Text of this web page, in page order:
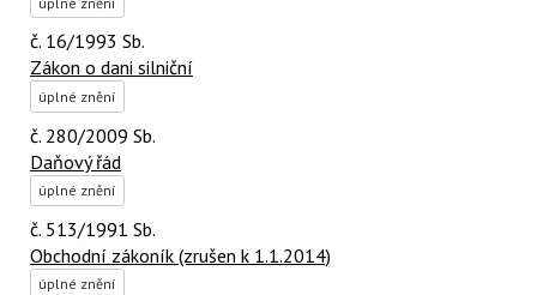
č. 16/1993 Sb.
Zákon o dani silniční
úplné znění
č. 280/2009 Sb.
Daňový řád
úplné znění
č. 513/1991 Sb.
Obchodní zákoník (zrušen k 1.1.2014)
úplné znění